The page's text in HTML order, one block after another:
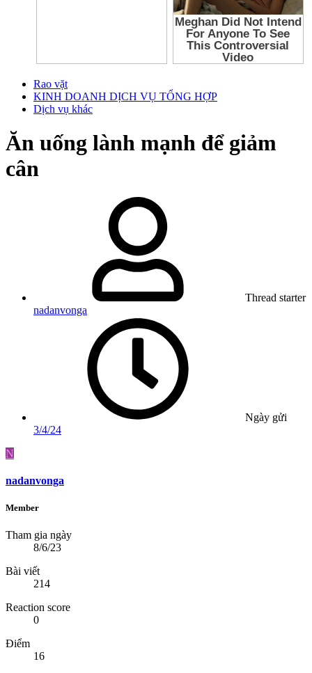
Rao vặt
KINH DOANH DỊCH VỤ TỔNG HỢP
Dịch vụ khác
Ăn uống lành mạnh để giảm
cân
Thread starter
nadanvonga
Ngày gửi
3/4/24
N
nadanvonga
Member
Tham gia ngày
8/6/23
Bài viết
214
Reaction score
0
Điểm
16